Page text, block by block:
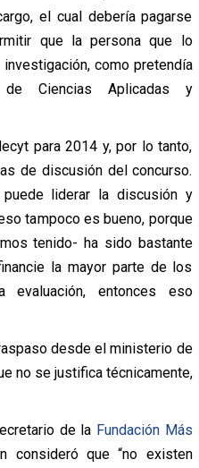
el cual debería pagarse
que la persona que lo
como pretendía
de Ciencias Aplicadas y
para 2014 y, por lo tanto,
de discusión del concurso.
liderar la discusión y
tampoco es bueno, porque
tenido- ha sido bastante
la mayor parte de los
evaluación, entonces eso
desde el ministerio de
no se justifica técnicamente,
de la Fundación Más
consideró que “no existen